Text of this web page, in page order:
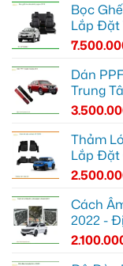
Bọc
Lắp Đặt
Dán
Trung
Thảm
Lắp Đặt
Cách
2022 -